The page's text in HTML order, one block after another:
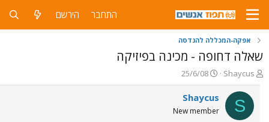
התחבר הירשם
אפקה-המכללה להנדסה
שאלה דחופה - מכינה בפיזיקה
פ
ו
ת
ח
ה
Shaycus
פ
ו
ר
ס
ם
25/6/08
S
Shaycus
New member